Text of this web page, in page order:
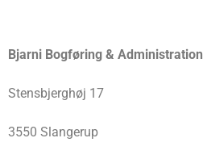
Bjarni Bogføring & Administration
Stensbjerghøj 17
3550 Slangerup